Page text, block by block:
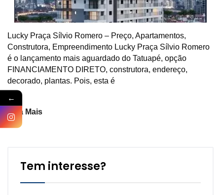
Lucky Praça Sílvio Romero – Preço, Apartamentos,
Construtora, Empreendimento Lucky Praça Sílvio Romero
é o lançamento mais aguardado do Tatuapé, opção
FINANCIAMENTO DIRETO, construtora, endereço,
decorado, plantas. Pois, esta é
Veja Mais
Tem interesse?
←